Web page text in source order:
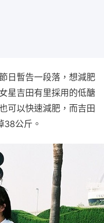
日暫告一段落，想減肥
星吉田有里採用的低醣
可以快速減肥，而吉田
38公斤。